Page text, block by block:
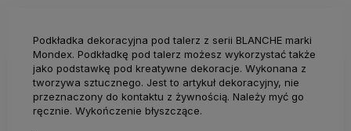
Podkładka dekoracyjna pod talerz z serii BLANCHE marki
Mondex. Podkładkę pod talerz możesz wykorzystać także
jako podstawkę pod kreatywne dekoracje. Wykonana z
tworzywa sztucznego. Jest to artykuł dekoracyjny, nie
przeznaczony do kontaktu z żywnością. Należy myć go
ręcznie. Wykończenie błyszczące.